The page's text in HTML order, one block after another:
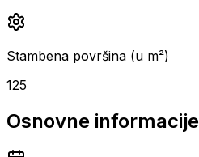
Stambena površina (u m²)
125
Osnovne informacije